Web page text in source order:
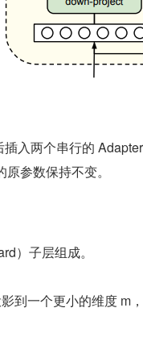
入两个串行的
参数保持不变。
）子层组成。
到一个更小的维度 m